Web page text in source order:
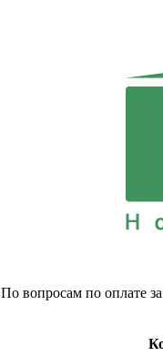
По вопросам по оплате